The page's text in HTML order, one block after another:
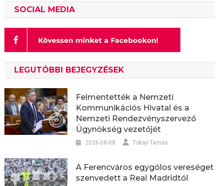
SOCIAL MEDIA
LEGUTÓBBI BEJEGYZÉSEK
Felmentették a Nemzeti
Kommunikációs Hivatal és a
Nemzeti Rendezvényszervező
Ügynökség vezetőjét
2026-08-08 Tokaji Tamás
A Ferencváros egygólos vereséget
szenvedett a Real Madridtól